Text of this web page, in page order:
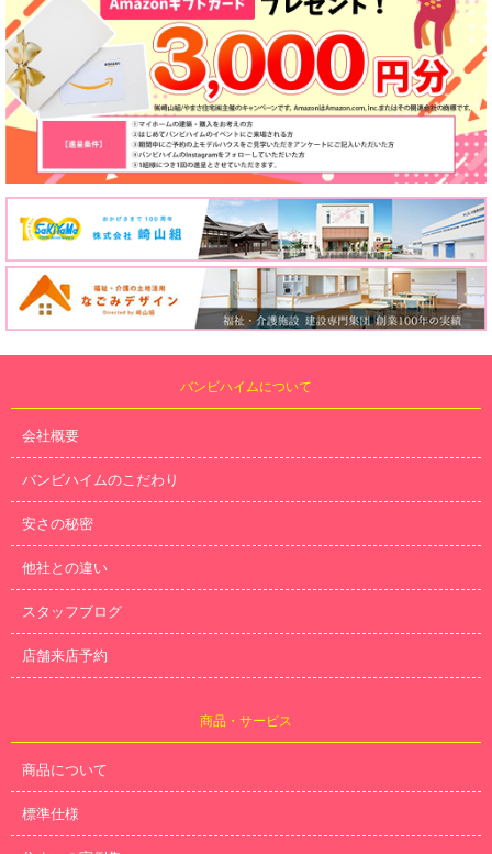
バンビハイムについて
会社概要
バンビハイムのこだわり
安さの秘密
他社との違い
スタッフブログ
店舗来店予約
商品・サービス
商品について
標準仕様